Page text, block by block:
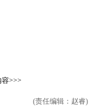
>>>
(责任编辑：赵睿)